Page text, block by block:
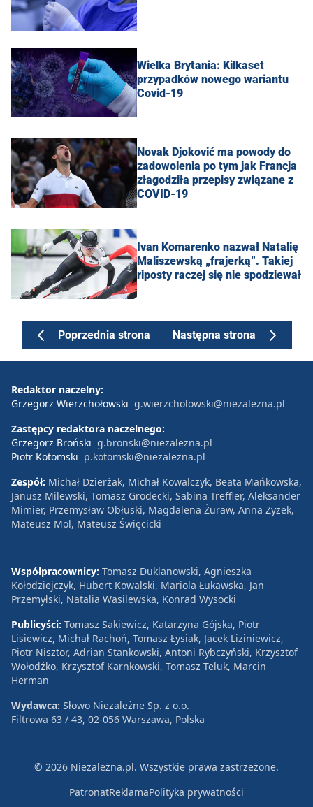
Wielka Brytania: Kilkaset
przypadków nowego wariantu
Covid-19
Novak Djoković ma powody do
zadowolenia po tym jak Francja
złagodziła przepisy związane z
COVID-19
Ivan Komarenko nazwał Natalię
Maliszewską „frajerką”. Takiej
riposty raczej się nie spodziewał
Poprzednia strona Następna strona
Redaktor naczelny:
Grzegorz Wierzchołowski g.wierzcholowski@niezalezna.pl
Zastępcy redaktora naczelnego:
Grzegorz Broński g.bronski@niezalezna.pl
Piotr Kotomski p.kotomski@niezalezna.pl
Zespół: Michał Dzierżak, Michał Kowalczyk, Beata Mańkowska,
Janusz Milewski, Tomasz Grodecki, Sabina Treffler, Aleksander
Mimier, Przemysław Obłuski, Magdalena Żuraw, Anna Zyzek,
Mateusz Mol, Mateusz Święcicki
Współpracownicy: Tomasz Duklanowski, Agnieszka
Kołodziejczyk, Hubert Kowalski, Mariola Łukawska, Jan
Przemyłski, Natalia Wasilewska, Konrad Wysocki
Publicyści: Tomasz Sakiewicz, Katarzyna Gójska, Piotr
Lisiewicz, Michał Rachoń, Tomasz Łysiak, Jacek Liziniewicz,
Piotr Nisztor, Adrian Stankowski, Antoni Rybczyński, Krzysztof
Wołodźko, Krzysztof Karnkowski, Tomasz Teluk, Marcin
Herman
Wydawca: Słowo Niezależne Sp. z o.o.
Filtrowa 63 / 43, 02-056 Warszawa, Polska
© 2026 Niezależna.pl. Wszystkie prawa zastrzeżone.
PatronatReklamaPolityka prywatności